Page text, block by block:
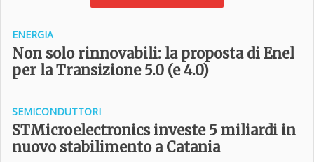
ENERGIA
Non solo rinnovabili: la proposta di Enel
per la Transizione 5.0 (e 4.0)
SEMICONDUTTORI
STMicroelectronics investe 5 miliardi in
nuovo stabilimento a Catania